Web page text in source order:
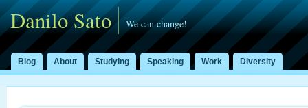
Danilo Sato We can change!
Blog About Studying Speaking Work Diversity